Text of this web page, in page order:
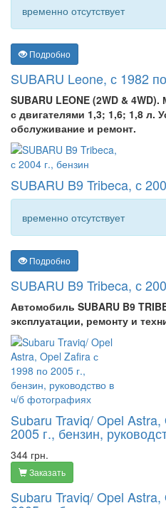
временно отсутствует
Подробно
SUBARU Leone, с 1982
SUBARU LEONE (2WD &
с двигателями 1,3; 1,6; 1,8 л.
обслуживание и ремонт.
SUBARU B9 Tribeca, с
временно отсутствует
Подробно
SUBARU B9 Tribeca, с
Автомобиль SUBARU B9
эксплуатации, ремонту и
Subaru Traviq/ Opel
2005 г., бензин,
344 грн.
Заказать
Subaru Traviq/ Opel